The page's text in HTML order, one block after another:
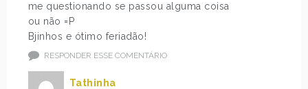
me questionando se passou alguma coisa
ou não =P
Bjinhos e ótimo feriadão!
RESPONDER ESSE COMENTÁRIO
Tathinha